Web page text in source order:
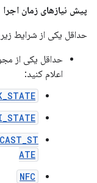
پیش نیازهای زمان اجرا
حداقل یکی از شرایط
حداقل یکی از
اعلام کنید:
ATE
NFC